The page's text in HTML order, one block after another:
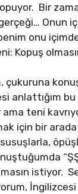
Bir
Onun
onu
Kopuş
çukuruna
anlattığım
teni
için bir
istiyor.